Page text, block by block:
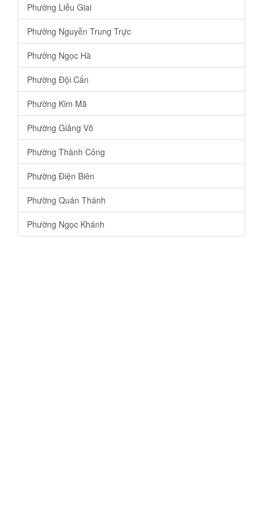
Phường Liễu Giai
Phường Nguyễn Trung Trực
Phường Ngọc Hà
Phường Đội Cấn
Phường Kim Mã
Phường Giảng Võ
Phường Thành Công
Phường Điện Biên
Phường Quán Thánh
Phường Ngọc Khánh